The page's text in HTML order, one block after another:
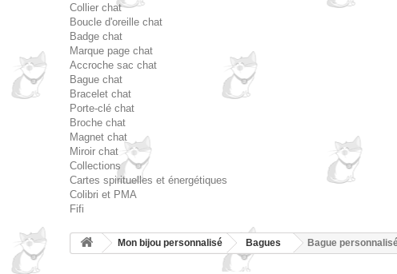
Collier chat
Boucle d'oreille chat
Badge chat
Marque page chat
Accroche sac chat
Bague chat
Bracelet chat
Porte-clé chat
Broche chat
Magnet chat
Miroir chat
Collections
Cartes spirituelles et énergétiques
Colibri et PMA
Fifi
Mon bijou personnalisé Bagues Bague